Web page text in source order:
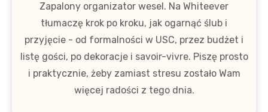
Zapalony organizator wesel. Na Whiteever
tłumaczę krok po kroku, jak ogarnąć ślub i
przyjęcie - od formalności w USC, przez budżet i
listę gości, po dekoracje i savoir-vivre. Piszę prosto
i praktycznie, żeby zamiast stresu zostało Wam
więcej radości z tego dnia.